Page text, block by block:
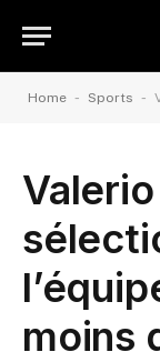
Home - Sports -
moins